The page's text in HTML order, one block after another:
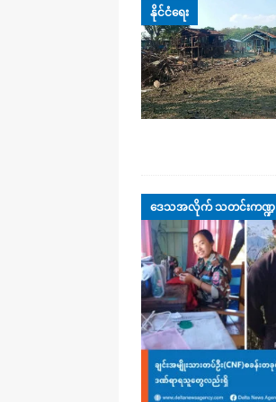
နိုင်ငံရေး
ဒေသအလိုက် သတင်းကဏ္ဍ